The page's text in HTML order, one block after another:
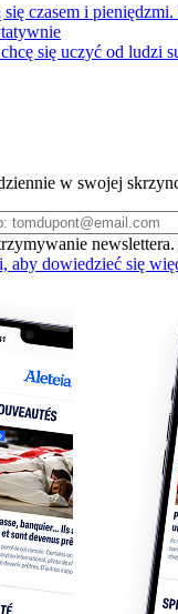
czasem i
się uczyć od ludzi
w swojej
newslettera.
aby dowiedzieć się